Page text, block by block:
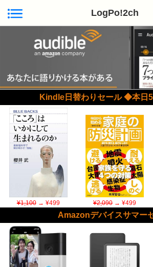
LogPo!2ch
Kindle日替わりセール ◆本日
¥1,100→ ¥499 ¥2,090→ ¥499
Amazonデバイスサマー